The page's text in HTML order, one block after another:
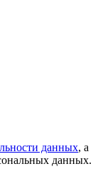
данных, а
данных.